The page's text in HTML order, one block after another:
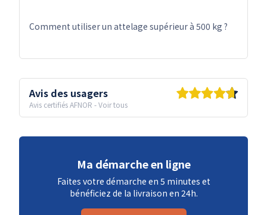
Comment utiliser un attelage supérieur à 500 kg ?
Avis des usagers
Avis certifiés AFNOR -Voir tous
Ma démarche en ligne
Faites votre démarche en 5 minutes et
bénéficiez de la livraison en 24h.